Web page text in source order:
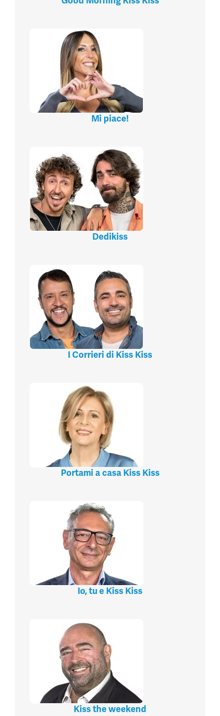
Mi piace!
Dedikiss
I Corrieri di Kiss Kiss
Portami a casa Kiss Kiss
Io, tu e Kiss Kiss
Kiss the weekend